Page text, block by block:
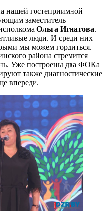
нашей гостеприимной
заместитель
Ольга Игнатова. –
люди. И среди них –
мы можем гордиться.
района стремится
Уже построены два ФОКа
также диагностические
впереди.